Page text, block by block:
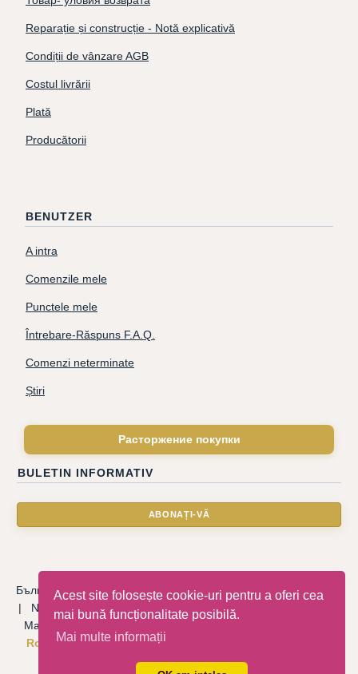
Acest site folosește cookie-uri pentru a oferi cea
mai bună funcționalitate posibilă.
Mai multe informații
Reparație și construcție - Notă explicativă
Condiții de vânzare AGB
Costul livrării
Plată
Producătorii
BENUTZER
A intra
Comenzile mele
Punctele mele
Întrebare-Răspuns F.A.Q.
Comenzi neterminate
Știri
Расторжение покупки
BULETIN INFORMATIV
Български| Català|Deutsche|Hrvatski|Čeština|Dansk
| Nederlandse |English |Eesti keel |Français
Magyar
Latviski Norsk
Română| Русский|Српски
Español|Svenska|Türkçe